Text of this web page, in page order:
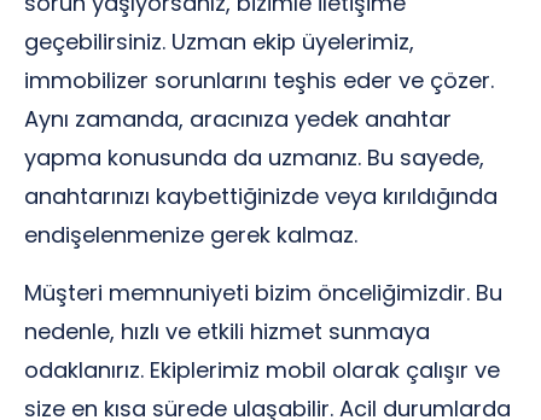
geçebilirsiniz. Uzman ekip üyelerimiz,
immobilizer sorunlarını teşhis eder ve çözer.
Aynı zamanda, aracınıza yedek anahtar
yapma konusunda da uzmanız. Bu sayede,
anahtarınızı kaybettiğinizde veya kırıldığında
endişelenmenize gerek kalmaz.
Müşteri memnuniyeti bizim önceliğimizdir. Bu
nedenle, hızlı ve etkili hizmet sunmaya
odaklanırız. Ekiplerimiz mobil olarak çalışır ve
size en kısa sürede ulaşabilir. Acil durumlarda